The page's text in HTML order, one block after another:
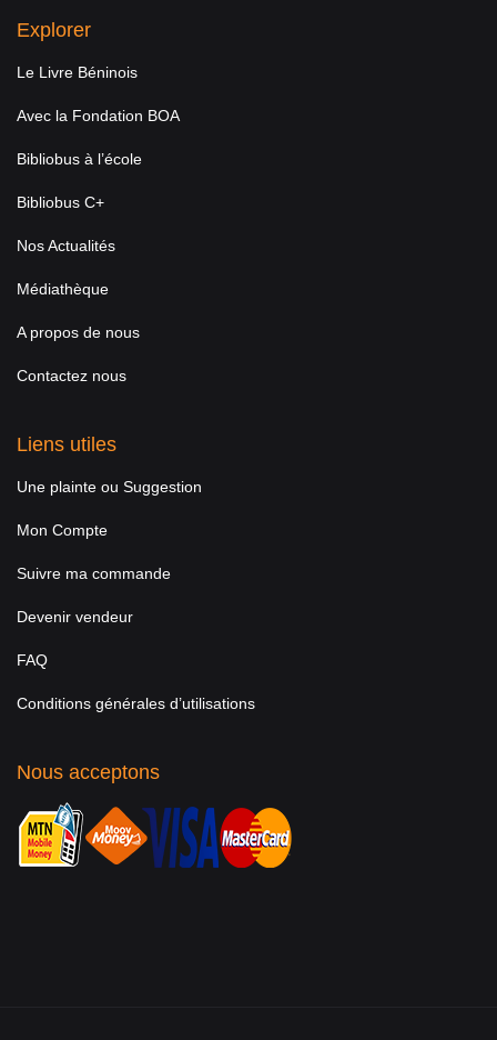
Explorer
Le Livre Béninois
Avec la Fondation BOA
Bibliobus à l’école
Bibliobus C+
Nos Actualités
Médiathèque
A propos de nous
Contactez nous
Liens utiles
Une plainte ou Suggestion
Mon Compte
Suivre ma commande
Devenir vendeur
FAQ
Conditions générales d’utilisations
Nous acceptons